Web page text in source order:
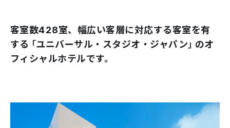
客室数428室、幅広い客層に対応する客室を有
する「ユニバーサル・スタジオ・ジャパン」のオ
フィシャルホテルです。